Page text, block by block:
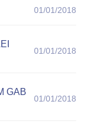
01/01/2018
01/01/2018
GAB
01/01/2018